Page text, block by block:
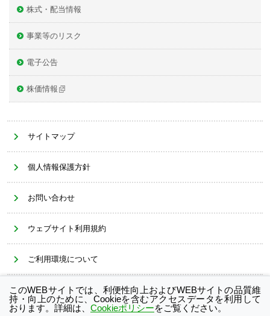
株式・配当情報
事業等のリスク
電子公告
株価情報
サイトマップ
個人情報保護方針
お問い合わせ
ウェブサイト利用規約
ご利用環境について
Cookieポリシー
このWEBサイトでは、利便性向上およびWEBサイトの品質維
持・向上のために、Cookieを含むアクセスデータを利用して
おります。詳細は、 Cookieポリシーをご覧ください。